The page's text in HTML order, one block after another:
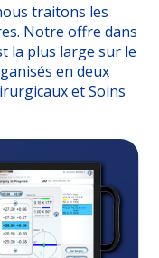
traitons les
Notre offre dans
la plus large sur le
en deux
et Soins